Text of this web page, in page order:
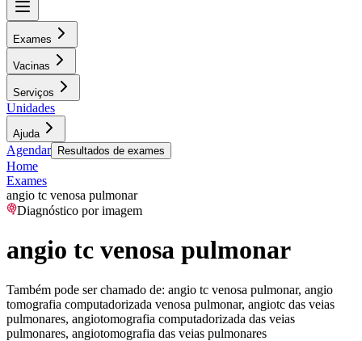
Exames
Vacinas
Serviços
Unidades
Ajuda
Agendar Resultados de exames
Home
Exames
angio tc venosa pulmonar
Diagnóstico por imagem
angio tc venosa pulmonar
Também pode ser chamado de: angio tc venosa pulmonar, angio
tomografia computadorizada venosa pulmonar, angiotc das veias
pulmonares, angiotomografia computadorizada das veias
pulmonares, angiotomografia das veias pulmonares